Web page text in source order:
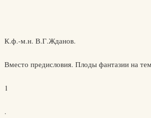
К.ф.-м.н. В.Г.Жданов.
Вместо предисловия. Плоды фантазии на
1
.